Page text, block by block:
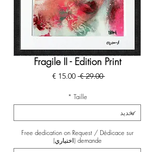
Fragile II - Edition Print
‏29.00 €
سعر
‏15.00 €
سعر
Taille
*
Free dedication on Request / Dédicace sur
demande (اختياري)